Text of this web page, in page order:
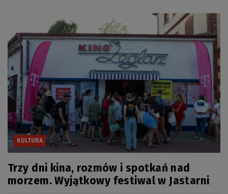
KULTURA
Trzy dni kina, rozmów i spotkań nad
morzem. Wyjątkowy festiwal w Jastarni